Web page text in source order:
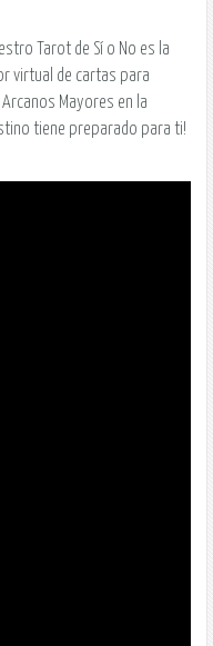
Tarot de Sí o No es la
virtual de cartas para
Mayores en la
tiene preparado para ti!